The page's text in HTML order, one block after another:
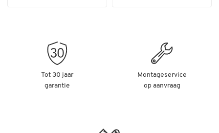
Tot 30 jaar
garantie
Montageservice
op aanvraag